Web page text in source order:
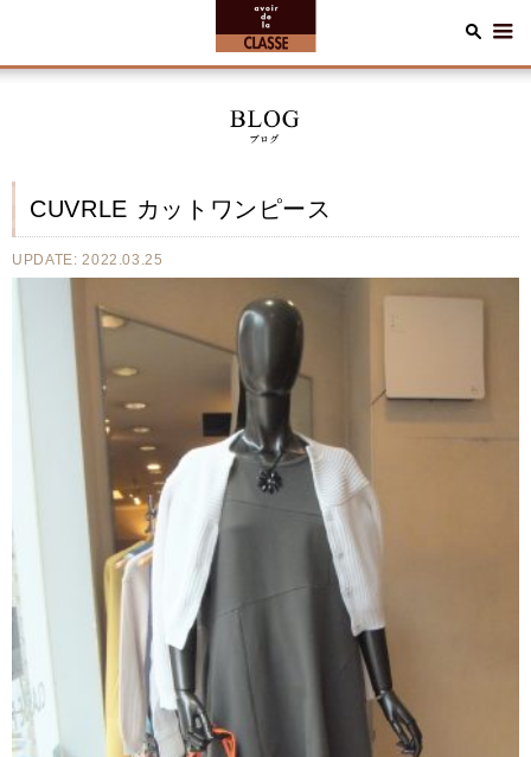
CUVRLE カットワンピース
UPDATE: 2022.03.25